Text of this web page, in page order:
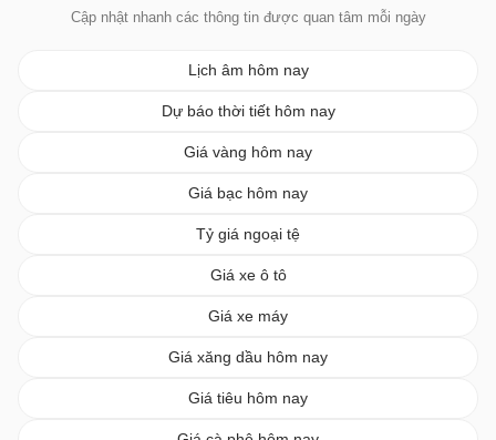
Cập nhật nhanh các thông tin được quan tâm mỗi ngày
Lịch âm hôm nay
Dự báo thời tiết hôm nay
Giá vàng hôm nay
Giá bạc hôm nay
Tỷ giá ngoại tệ
Giá xe ô tô
Giá xe máy
Giá xăng dầu hôm nay
Giá tiêu hôm nay